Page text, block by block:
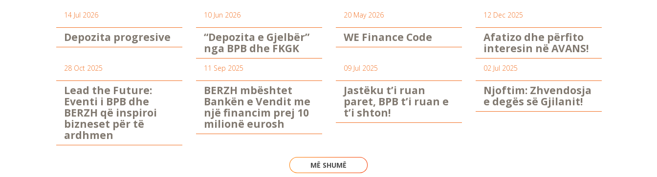
14 Jul 2026
Depozita progresive
10 Jun 2026
“Depozita e Gjelbër”
nga BPB dhe FKGK
20 May 2026
WE Finance Code
12 Dec 2025
Afatizo dhe përfito
interesin në AVANS!
28 Oct 2025
Lead the Future:
Eventi i BPB dhe
BERZH që inspiroi
bizneset për të
ardhmen
11 Sep 2025
BERZH mbështet
Bankën e Vendit me
një financim prej 10
milionë eurosh
09 Jul 2025
Jastëku t’i ruan
paret, BPB t’i ruan e
t’i shton!
02 Jul 2025
Njoftim: Zhvendosja
e degës së Gjilanit!
MË SHUMË